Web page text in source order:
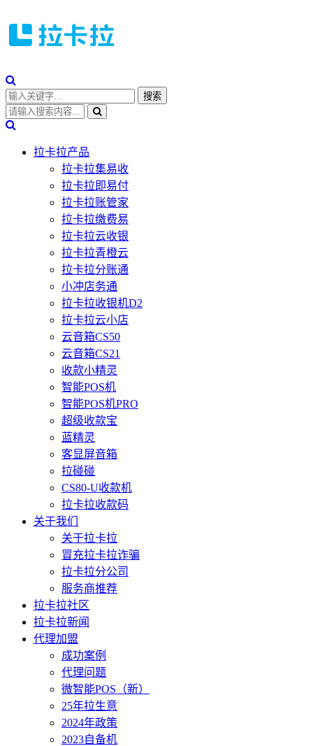
拉卡拉产品
拉卡拉集易收
拉卡拉即易付
拉卡拉账管家
拉卡拉缴费易
拉卡拉云收银
拉卡拉青橙云
拉卡拉分账通
小冲店务通
拉卡拉收银机D2
拉卡拉云小店
云音箱CS50
云音箱CS21
收款小精灵
智能POS机
智能POS机PRO
超级收款宝
蓝精灵
客显屏音箱
拉碰碰
CS80-U收款机
拉卡拉收款码
关于我们
关于拉卡拉
冒充拉卡拉诈骗
拉卡拉分公司
服务商推荐
拉卡拉社区
拉卡拉新闻
代理加盟
成功案例
代理问题
微智能POS（新）
25年拉生意
2024年政策
2023自备机